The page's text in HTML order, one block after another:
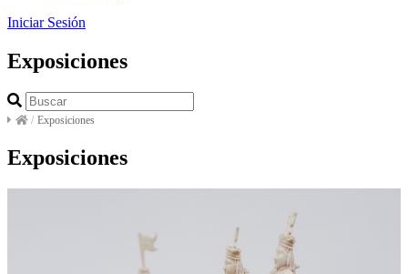
Iniciar Sesión
Exposiciones
/ Exposiciones
Exposiciones